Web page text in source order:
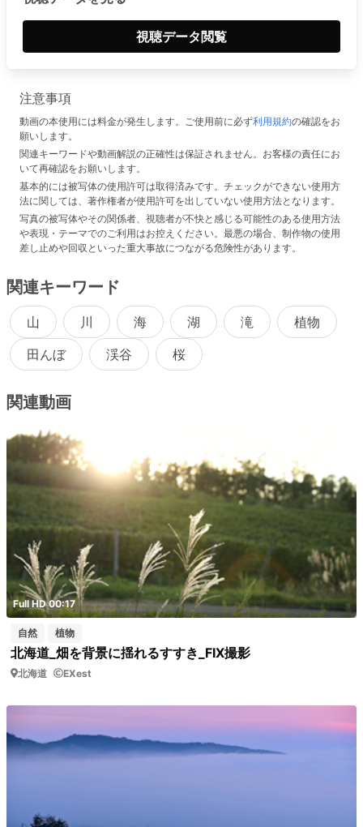
視聴データ閲覧
注意事項
動画の本使用には料金が発生します。ご使用前に必ず利用規約の確認をお
願いします。
関連キーワードや動画解説の正確性は保証されません。お客様の責任にお
いて再確認をお願いします。
基本的には被写体の使用許可は取得済みです。チェックができない使用方
法に関しては、著作権者が使用許可を出していない使用方法となります。
写真の被写体やその関係者、視聴者が不快と感じる可能性のある使用方法
や表現・テーマでのご利用はお控えください。最悪の場合、制作物の使用
差し止めや回収といった重大事故につながる危険性があります。
関連キーワード
山 川 海 湖 滝
植物
田んぼ
渓谷 桜
関連動画
Full HD 00:17
自然 植物
北海道_畑を背景に揺れるすすき_FIX撮影
北海道 EXest